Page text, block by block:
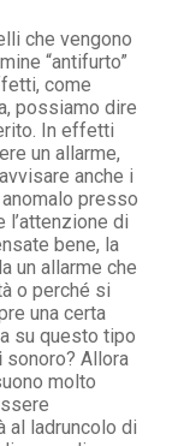
che vengono
“antifurto”
come
possiamo dire
In effetti
un allarme,
anche i
presso
l’attenzione di
bene, la
un allarme che
o perché si
una certa
su questo tipo
sonoro? Allora
molto
al ladruncolo di